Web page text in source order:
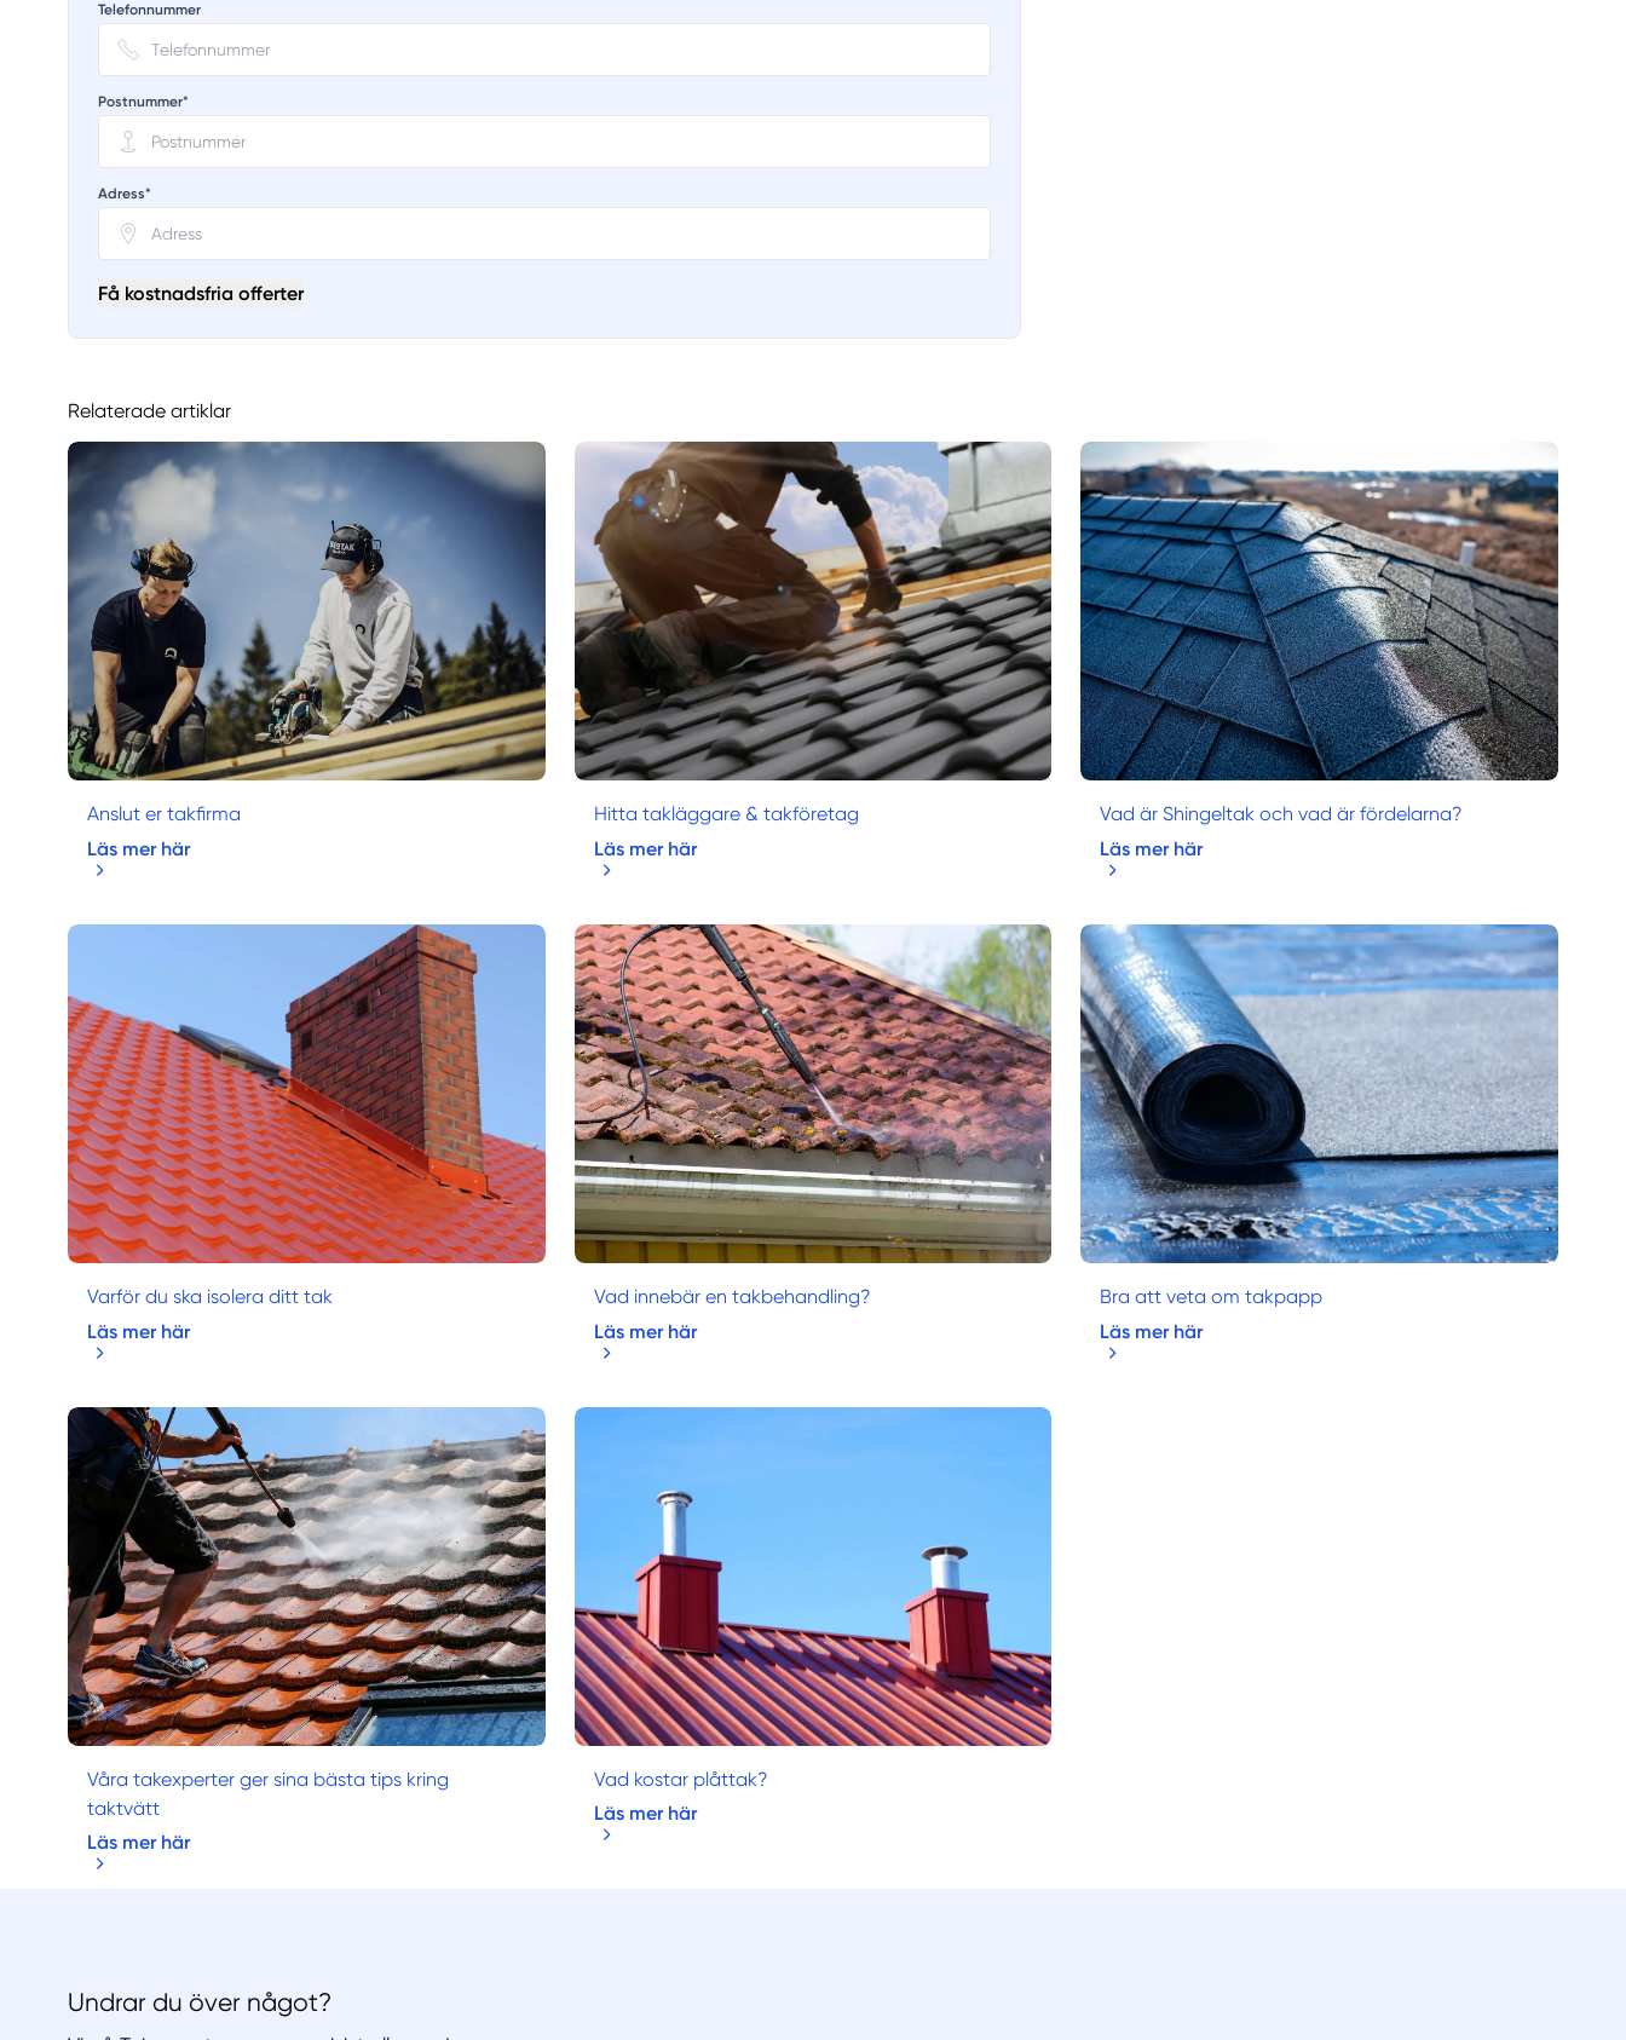
Telefonnummer
Postnummer*
Adress*
Få kostnadsfria offerter
Relaterade artiklar
Anslut er takfirma
Läs mer här
Hitta takläggare & takföretag
Läs mer här
Vad är Shingeltak och vad är fördelarna?
Läs mer här
Varför du ska isolera ditt tak
Läs mer här
Vad innebär en takbehandling?
Läs mer här
Bra att veta om takpapp
Läs mer här
Våra takexperter ger sina bästa tips kring
taktvätt
Läs mer här
Vad kostar plåttak?
Läs mer här
Undrar du över något?